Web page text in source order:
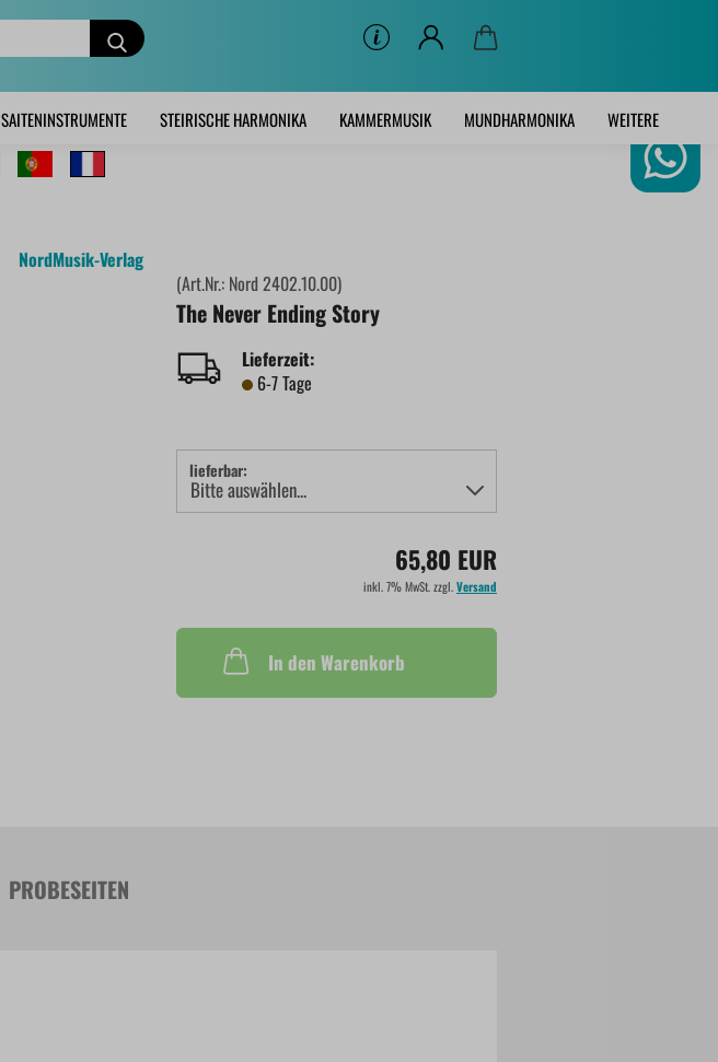
Suche...
SAITENINSTRUMENTE STEIRISCHE HARMONIKA KAMMERMUSIK MUNDHARMONIKA WEITERE
NordMusik-Verlag
(Art.Nr.: Nord 2402.10.00)
The Never Ending Story
Lieferzeit:
6-7 Tage
lieferbar:
65,80 EUR
inkl. 7% MwSt. zzgl.Versand
In den Warenkorb
PROBESEITEN